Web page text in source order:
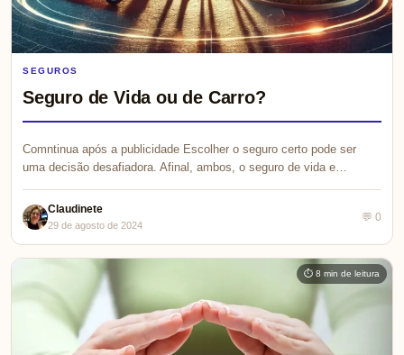
SEGUROS
Seguro de Vida ou de Carro?
Comntinua após a publicidade Escolher o seguro certo pode ser
uma decisão desafiadora. Afinal, ambos, o seguro de vida e…
Claudinete
29 de agosto de 2024
💬 0
⏱ 8 min de leitura